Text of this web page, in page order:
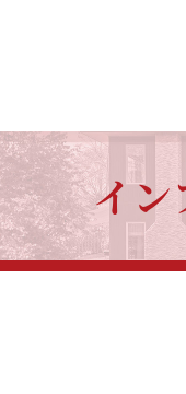
イン